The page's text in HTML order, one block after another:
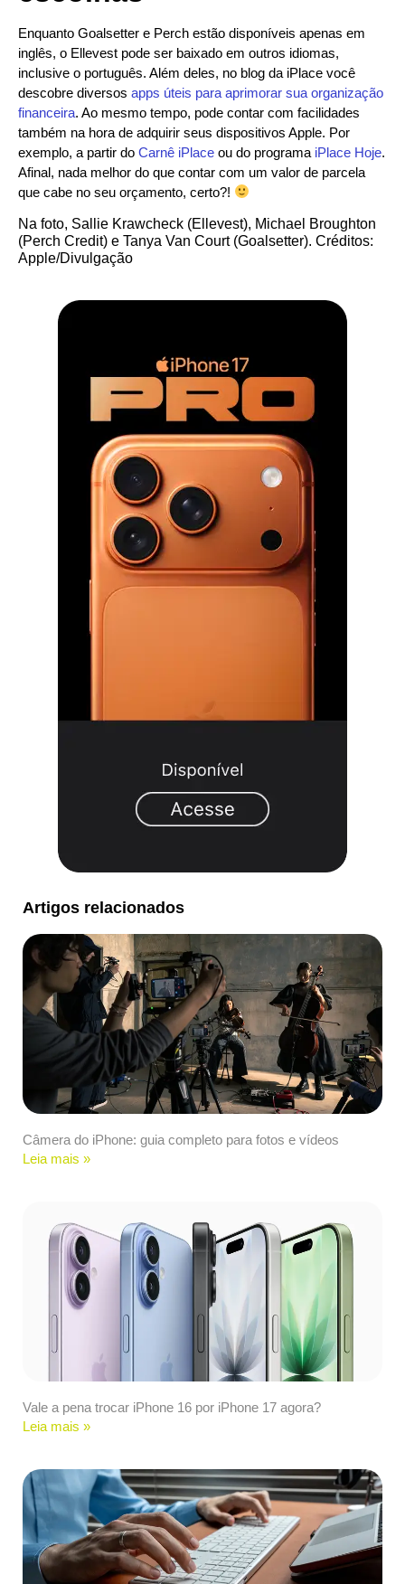
Enquanto Goalsetter e Perch estão disponíveis apenas em
inglês, o Ellevest pode ser baixado em outros idiomas,
inclusive o português. Além deles, no blog da iPlace você
descobre diversos apps úteis para aprimorar sua organização
financeira. Ao mesmo tempo, pode contar com facilidades
também na hora de adquirir seus dispositivos Apple. Por
exemplo, a partir do Carnê iPlace ou do programa iPlace Hoje.
Afinal, nada melhor do que contar com um valor de parcela
que cabe no seu orçamento, certo?!
Na foto, Sallie Krawcheck (Ellevest), Michael Broughton
(Perch Credit) e Tanya Van Court (Goalsetter). Créditos:
Apple/Divulgação
Artigos relacionados
Câmera do iPhone: guia completo para fotos e vídeos
Leia mais »
Vale a pena trocar iPhone 16 por iPhone 17 agora?
Leia mais »